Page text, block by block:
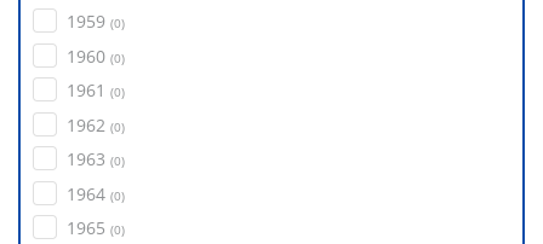
1959 (0)
1960 (0)
1961 (0)
1962 (0)
1963 (0)
1964 (0)
1965 (0)